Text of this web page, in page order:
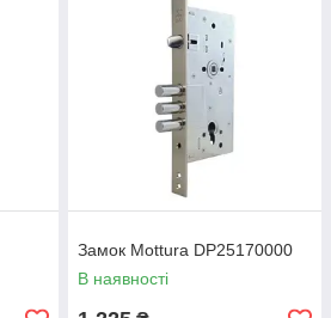
Замок Mottura DP25170000
В наявності